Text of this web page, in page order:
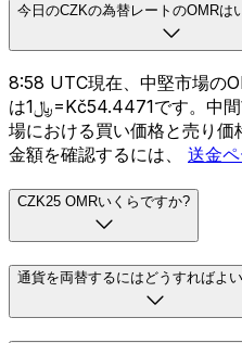
今日のCZKの為替レートのOMRは
8:58 UTC現在、中堅市場の
は﷼1=Kč54.4471です。中間市場レートは、世界の通貨市
場における買い価格と売り
金額を確認するには、 送金
CZK25 OMRいくらですか?
通貨を両替するにはどうすればよ